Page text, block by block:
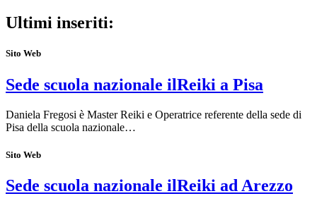
Ultimi inseriti:
Sito Web
Sede scuola nazionale ilReiki a Pisa
Daniela Fregosi è Master Reiki e Operatrice referente della sede di
Pisa della scuola nazionale…
Sito Web
Sede scuola nazionale ilReiki ad Arezzo